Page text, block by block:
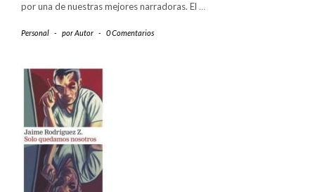
por una de nuestras mejores narradoras. El …
Personal - porAutor - 0 Comentarios